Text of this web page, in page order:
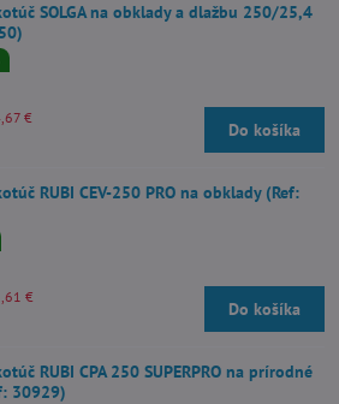
SOLGA na obklady a dlažbu 250/25,4
€
Do košíka
RUBI CEV-250 PRO na obklady (Ref:
€
Do košíka
RUBI CPA 250 SUPERPRO na prírodné
30929)